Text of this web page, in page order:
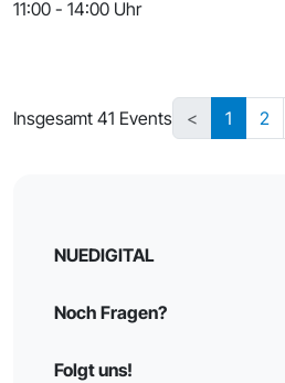
11:00 - 14:00 Uhr
Insgesamt 41 Events < 1 2
NUEDIGITAL
Noch Fragen?
Folgt uns!